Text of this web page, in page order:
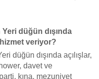
düğün dışında
veriyor?
düğün dışında açılışlar,
davet ve
kına, mezuniyet